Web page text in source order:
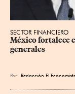
SECTOR FINANCIERO
México fortalece
generales
Por Redacción El